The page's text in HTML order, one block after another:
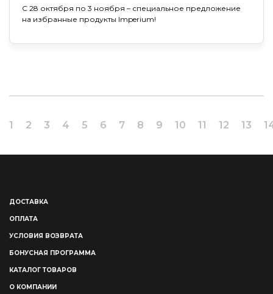
С 28 октября по 3 ноября – специальное предложение
на избранные продукты Imperium!
1 2 3 4 5 6 7 8 9 10 11 12 13
ДОСТАВКА
ОПЛАТА
УСЛОВИЯ ВОЗВРАТА
БОНУСНАЯ ПРОГРАММА
КАТАЛОГ ТОВАРОВ
О КОМПАНИИ